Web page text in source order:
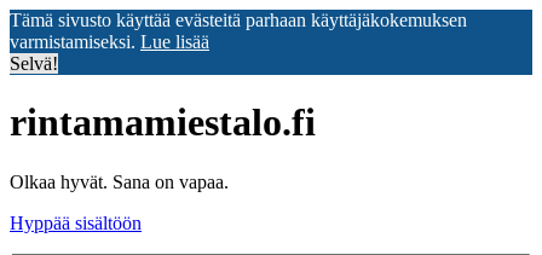
Tämä sivusto käyttää evästeitä parhaan käyttäjäkokemuksen
varmistamiseksi. Lue lisää
Selvä!
rintamamiestalo.fi
Olkaa hyvät. Sana on vapaa.
Hyppää sisältöön